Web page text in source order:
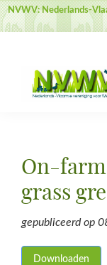
Door
naar
inhoud
Spring
naar
sidebar
Spring
naar
NVWV: Nederlands-
voor
en
Voederbouw
On-farm
grass
gepubliceerd op
Downloaden